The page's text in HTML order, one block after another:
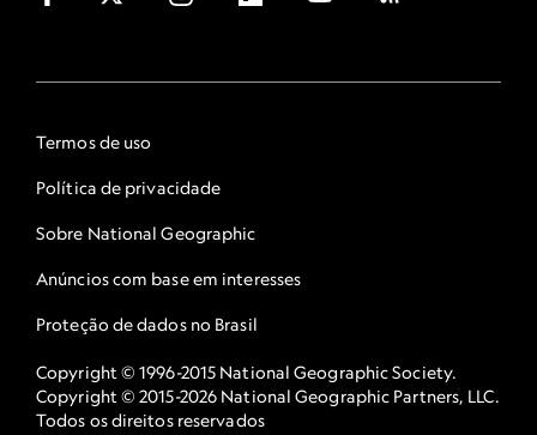
Termos de uso
Política de privacidade
Sobre National Geographic
Anúncios com base em interesses
Proteção de dados no Brasil
Copyright © 1996-2015 National Geographic Society.
Copyright © 2015-2026 National Geographic Partners, LLC.
Todos os direitos reservados